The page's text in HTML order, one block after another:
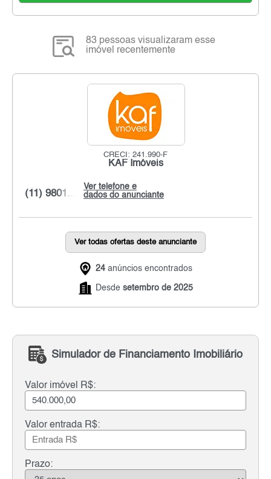
83 pessoas visualizaram esse
imóvel recentemente
CRECI: 241.990-F
KAF Imóveis
Ver telefone e
dados do anunciante
(11) 9801...
Ver todas ofertas deste anunciante
24 anúncios encontrados
Desde setembro de 2025
Simulador de Financiamento Imobiliário
Valor imóvel R$:
Valor entrada R$:
Prazo: